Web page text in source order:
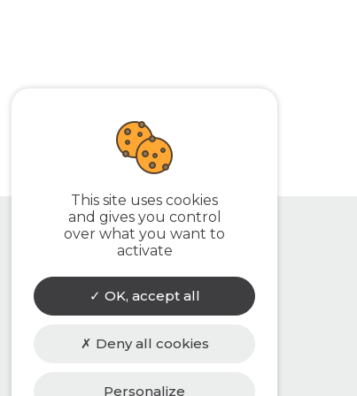
This site uses cookies
and gives you control
over what you want to
activate
OK, accept all
Deny all cookies
Personalize